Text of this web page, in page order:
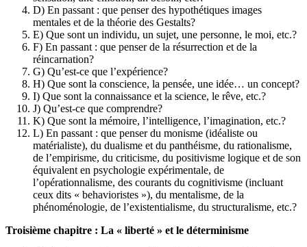
D) En passant : que penser des hypothétiques images
mentales et de la théorie des Gestalts?
E) Que sont un individu, un sujet, une personne, le moi, etc.?
F) En passant : que penser de la résurrection et de la
réincarnation?
G) Qu’est-ce que l’expérience?
H) Que sont la conscience, la pensée, une idée… un concept?
I) Que sont la connaissance et la science, le rêve, etc.?
J) Qu’est-ce que comprendre?
K) Que sont la mémoire, l’intelligence, l’imagination, etc.?
L) En passant : que penser du monisme (idéaliste ou
matérialiste), du dualisme et du panthéisme, du rationalisme,
de l’empirisme, du criticisme, du positivisme logique et de son
équivalent en psychologie expérimentale, de
l’opérationnalisme, des courants du cognitivisme (incluant
ceux dits « behavioristes »), du mentalisme, de la
phénoménologie, de l’existentialisme, du structuralisme, etc.?
Troisième chapitre : La « liberté » et le déterminisme